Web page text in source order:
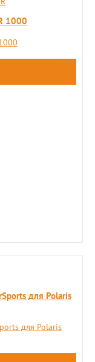
1000
для Polaris
для Polaris